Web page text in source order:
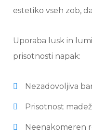
estetiko vseh zob,
Uporaba lusk in
prisotnosti napak:
Nezadovoljiva
Prisotnost
Neenakomeren